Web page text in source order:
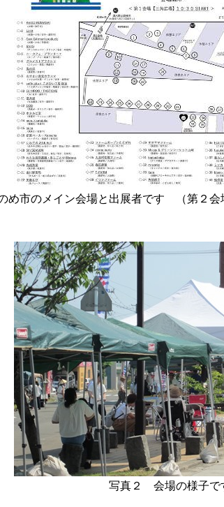
市のメイン会場と出展者です （第２会
写真２ 会場の様子で